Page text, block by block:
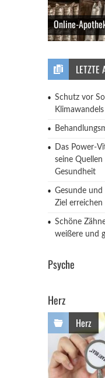
Online-
LETZTE
Schutz vor
Klimawandels
Das Power-
seine
Gesundheit
Gesunde und
Ziel erreichen
Schöne
weißere und
Psyche
Herz
Herz